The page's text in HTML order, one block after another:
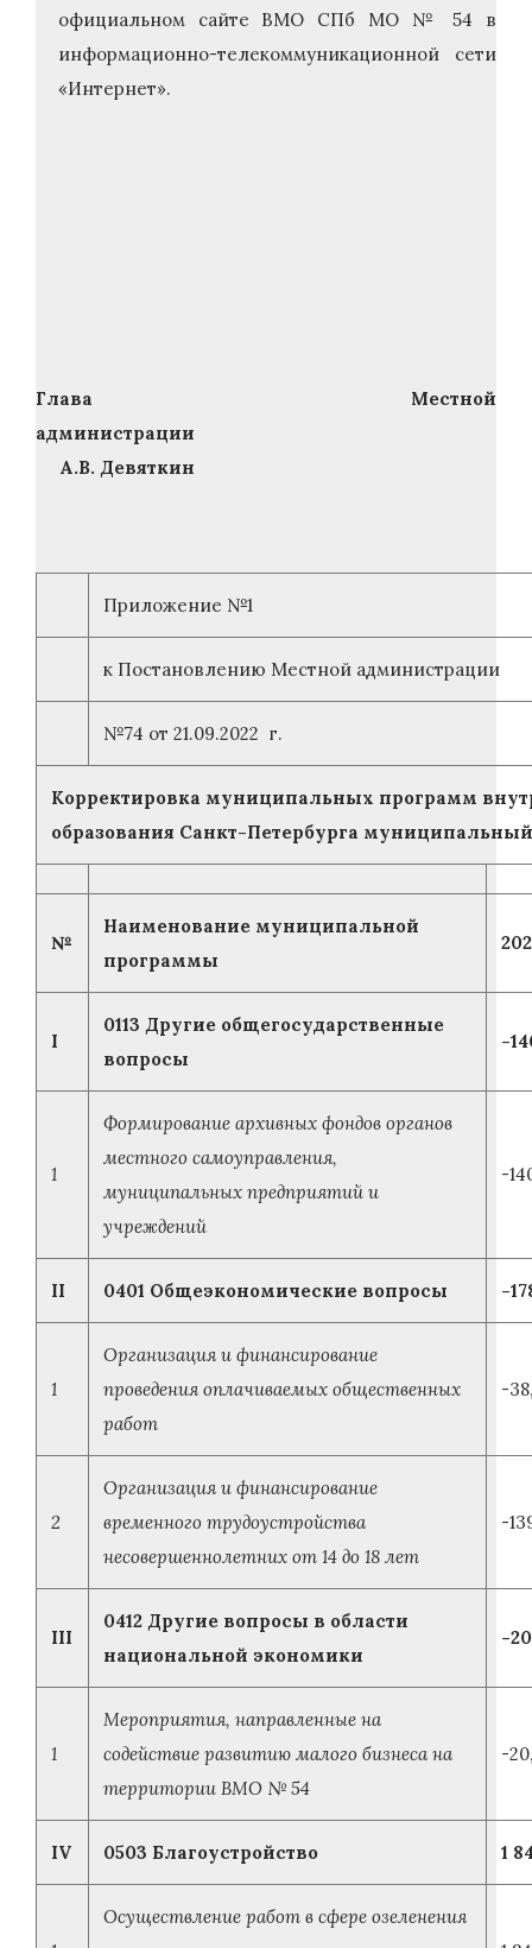
официальном сайте ВМО СПб МО № 54 в
информационно-телекоммуникационной сети
«Интернет».
Глава Местной
администрации
А.В. Девяткин
Приложение №1
к Постановлению Местной администрации
№74 от 21.09.2022 г.
Корректировка муниципальных программ
образования Санкт-Петербурга
№
Наименование муниципальной
программы
I
0113 Другие общегосударственные
вопросы
-
1
Формирование архивных фондов органов
местного самоуправления,
муниципальных предприятий и
учреждений
-
II 0401 Общеэкономические вопросы -
1
Организация и финансирование
проведения оплачиваемых общественных
работ
-
2
Организация и финансирование
временного трудоустройства
несовершеннолетних от 14 до 18 лет
-
III
0412 Другие вопросы в области
национальной экономики
-
1
Мероприятия, направленные на
содействие развитию малого бизнеса на
территории ВМО № 54
-
IV 0503 Благоустройство 1
Осуществление работ в сфере озеленения